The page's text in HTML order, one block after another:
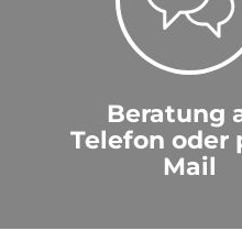
Beratung
Telefon oder
Mail